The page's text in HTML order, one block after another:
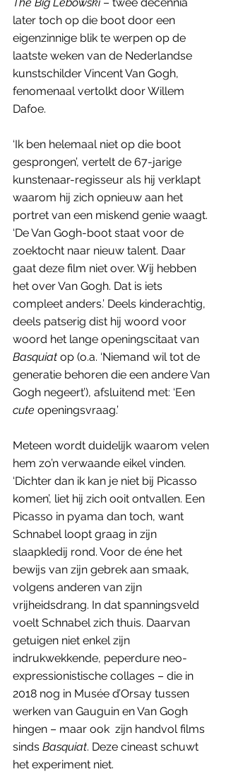
later toch op die boot door een
eigenzinnige blik te werpen op de
laatste weken van de Nederlandse
kunstschilder Vincent Van Gogh,
fenomenaal vertolkt door Willem
Dafoe.
‘Ik ben helemaal niet op die boot
gesprongen’, vertelt de 67-jarige
kunstenaar-regisseur als hij verklapt
waarom hij zich opnieuw aan het
portret van een miskend genie waagt.
‘De Van Gogh-boot staat voor de
zoektocht naar nieuw talent. Daar
gaat deze film niet over. Wij hebben
het over Van Gogh. Dat is iets
compleet anders.’ Deels kinderachtig,
deels patserig dist hij woord voor
woord het lange openingscitaat van
Basquiat op (o.a. ‘Niemand wil tot de
generatie behoren die een andere Van
Gogh negeert’), afsluitend met: ‘Een
cute openingsvraag.’
Meteen wordt duidelijk waarom velen
hem zo’n verwaande eikel vinden.
‘Dichter dan ik kan je niet bij Picasso
komen’, liet hij zich ooit ontvallen. Een
Picasso in pyama dan toch, want
Schnabel loopt graag in zijn
slaapkledij rond. Voor de éne het
bewijs van zijn gebrek aan smaak,
volgens anderen van zijn
vrijheidsdrang. In dat spanningsveld
voelt Schnabel zich thuis. Daarvan
getuigen niet enkel zijn
indrukwekkende, peperdure neo-
expressionistische collages – die in
2018 nog in Musée d’Orsay tussen
werken van Gauguin en Van Gogh
hingen – maar ook  zijn handvol films
sinds Basquiat. Deze cineast schuwt
het experiment niet.